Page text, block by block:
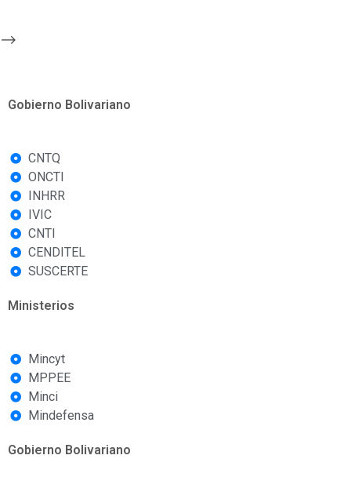
-->
Gobierno Bolivariano
CNTQ
ONCTI
INHRR
IVIC
CNTI
CENDITEL
SUSCERTE
Ministerios
Mincyt
MPPEE
Minci
Mindefensa
Gobierno Bolivariano